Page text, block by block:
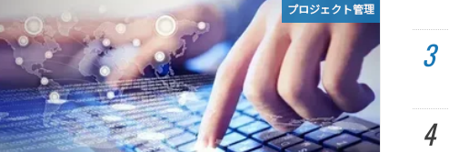
プロジェクト管理